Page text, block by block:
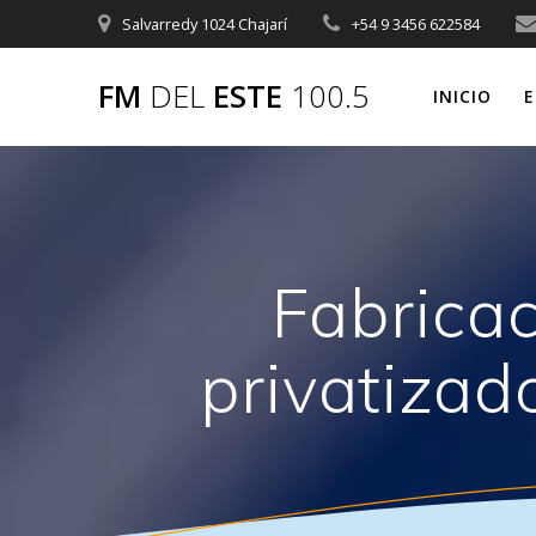
al
Salvarredy 1024 Chajarí +54 9 3456 622584
FM DEL ESTE 100.5 INICIO